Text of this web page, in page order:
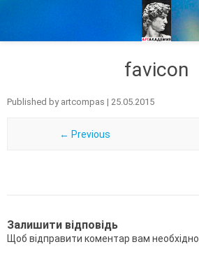
favicon
Published by artcompas | 25.05.2015
← Previous
Залишити відповідь
Щоб відправити коментар вам необхідно